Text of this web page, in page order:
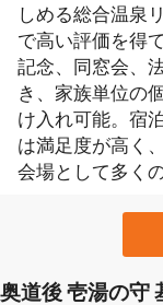
しめる総合温泉
で高い評価を得
記念、同窓会、
き、家族単位の
け入れ可能。宿
は満足度が高く
会場として多く
奥道後 壱湯の守